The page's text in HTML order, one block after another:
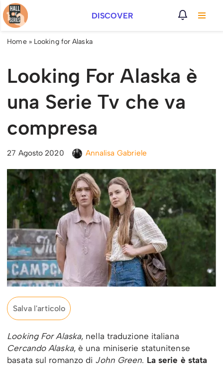
Vai
al
DISCOVER
Home» Looking for Alaska
Looking For Alaska è
una Serie Tv che va
compresa
27 Agosto 2020 Annalisa Gabriele
Salva l'articolo
Looking For Alaska, nella traduzione italiana
Cercando Alaska, è una miniserie statunitense
basata sul romanzo di John Green. La serie è stata